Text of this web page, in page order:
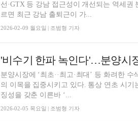
선·GTX 등 강남 접근성이 개선되는 역세
르면 최근 강남 출퇴근이 가...
2026-02-09 월요일 | 조범형 기자
'비수기 한파 녹인다'…분양시
분양시장에 ‘최초··최고·최대’ 등 화려한
의 이목을 집중시키고 있다. 통상 연초 시
징성을 갖춘 이른바 ‘...
2026-02-05 목요일 | 조범형 기자